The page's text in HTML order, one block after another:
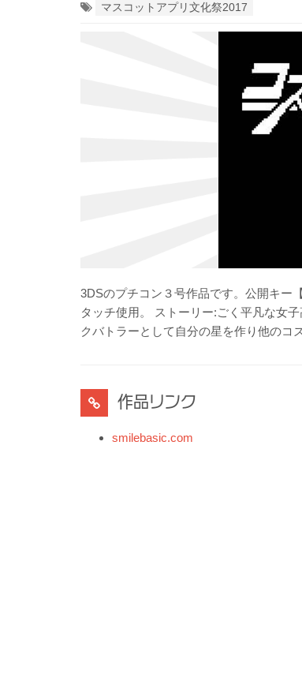
マスコットアプリ文化祭2017
3DSのプチコン３号作品です。公開キー
タッチ使用。 ストーリー:ごく平凡な女
クバトラーとして自分の星を作り他のコ
作品リンク
smilebasic.com